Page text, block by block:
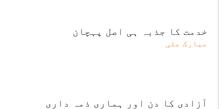
خدمت کا جذبہ ہی اصل پہچان
مبارک علی
آزادی کا دن اور ہماری ذمہ داری